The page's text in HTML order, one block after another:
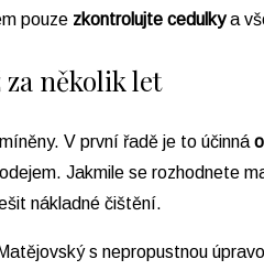
pouze zkontrolujte cedulkya
za několik let
V první řadě je to účinná
Jakmile se rozhodnete
nákladné čištění.